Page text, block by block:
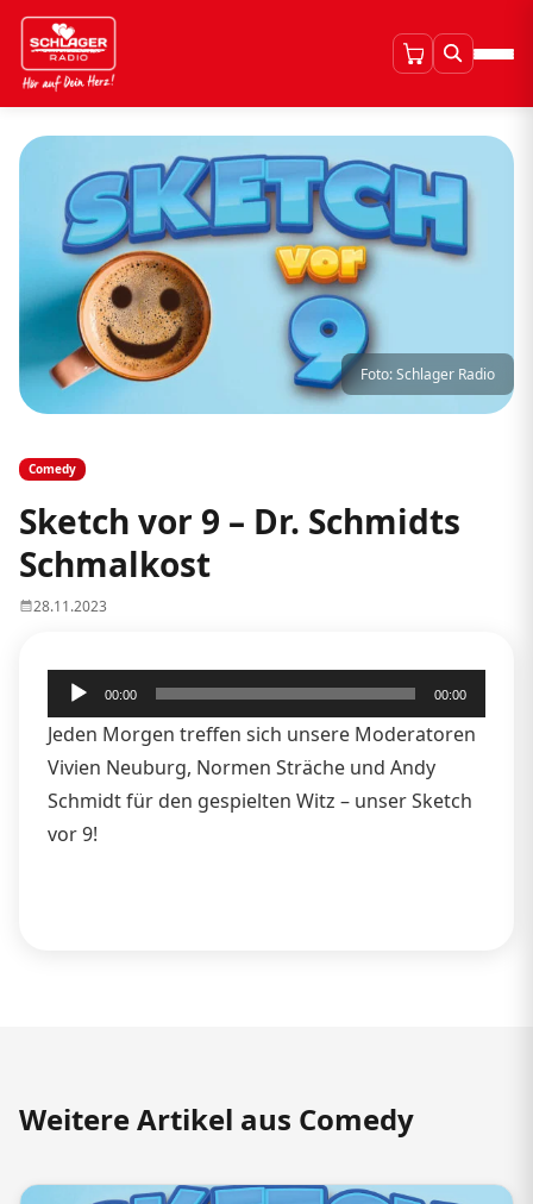
Foto: Schlager Radio
Comedy
Sketch vor 9 – Dr. Schmidts
Schmalkost
28.11.2023
Audio-
Player
00:00 00:00
Jeden Morgen treffen sich unsere Moderatoren
Vivien Neuburg, Normen Sträche und Andy
Schmidt für den gespielten Witz – unser Sketch
vor 9!
Weitere Artikel aus Comedy